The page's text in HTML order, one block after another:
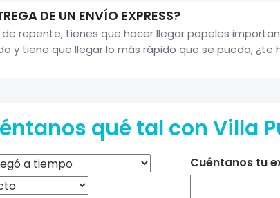
DE UN ENVÍO EXPRESS?
repente, tienes que hacer llegar papeles
y tiene que llegar lo más rápido que se pueda, ¿te
qué tal con Villa
Cuéntanos tu